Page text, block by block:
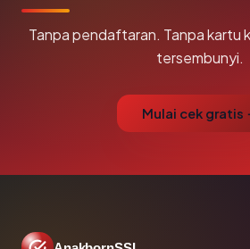
Tanpa pendaftaran. Tanpa kartu
tersembunyi.
Mulai cek gratis